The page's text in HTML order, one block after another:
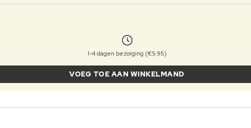
1-4 dagen bezorging (€5.95)
VOEG TOE AAN WINKELMAND